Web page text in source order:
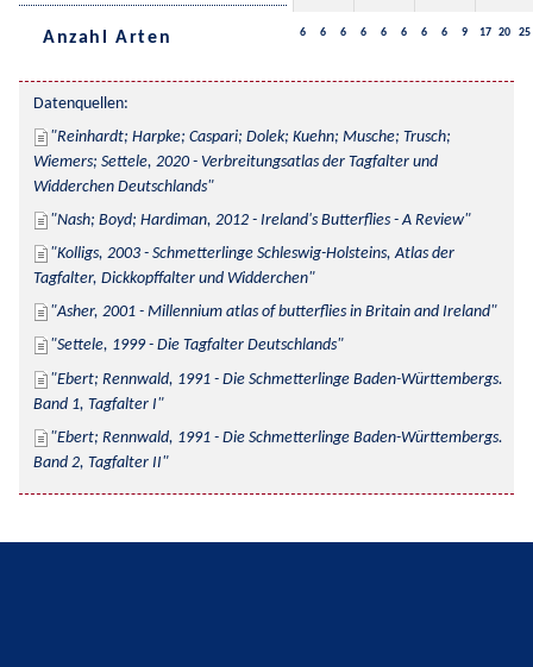
Anzahl Arten 6 6 6 6 6 6 6 6 9 17 20 25
Datenquellen:
Reinhardt; Harpke; Caspari; Dolek; Kuehn; Musche; Trusch;
Wiemers; Settele, 2020 - Verbreitungsatlas der Tagfalter und
Widderchen Deutschlands
Nash; Boyd; Hardiman, 2012 - Ireland's Butterflies - A Review
Kolligs, 2003 - Schmetterlinge Schleswig-Holsteins, Atlas der
Tagfalter, Dickkopffalter und Widderchen
Asher, 2001 - Millennium atlas of butterflies in Britain and Ireland
Settele, 1999 - Die Tagfalter Deutschlands
Ebert; Rennwald, 1991 - Die Schmetterlinge Baden-Württembergs.
Band 1, Tagfalter I
Ebert; Rennwald, 1991 - Die Schmetterlinge Baden-Württembergs.
Band 2, Tagfalter II